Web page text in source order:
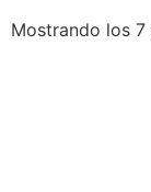
Mostrando los